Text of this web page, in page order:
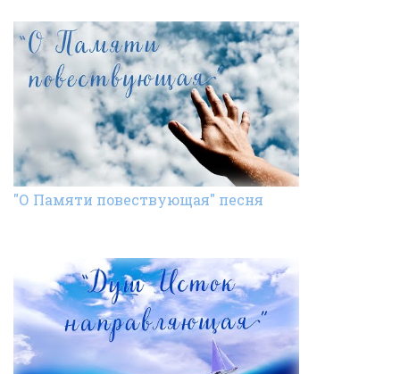
"О Памяти повествующая" песня